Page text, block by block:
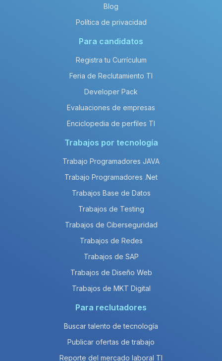
Blog
Política de privacidad
Para candidatos
Registra tu Currículum
Feria de Reclutamiento TI
Developer Pack
Evaluaciones de empresas
Enciclopedia de perfiles TI
Trabajos por tecnología
Trabajo Programadores JAVA
Trabajo Programadores .Net
Trabajos Base de Datos
Trabajos de Testing
Trabajos de Ciberseguridad
Trabajos de Redes
Trabajos de SAP
Trabajos de Diseño Web
Trabajos de MKT Digital
Para reclutadores
Buscar talento de tecnología
Publicar ofertas de trabajo
Reporte del mercado laboral TI